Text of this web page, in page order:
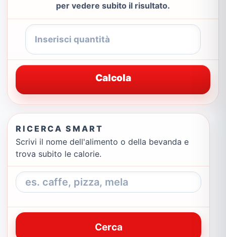
per vedere subito il risultato.
Calcola
RICERCA SMART
Scrivi il nome dell'alimento o della bevanda e
trova subito le calorie.
Cerca